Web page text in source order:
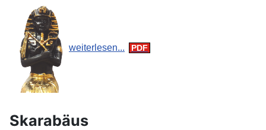
weiterlesen...
Skarabäus